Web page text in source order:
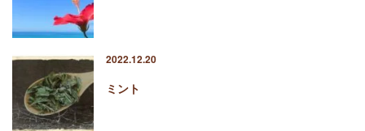
2022.12.20
ミント